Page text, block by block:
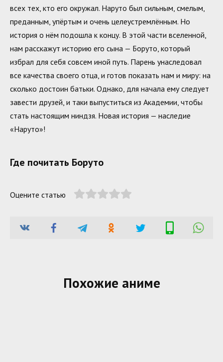
всех тех, кто его окружал. Наруто был сильным, смелым,
преданным, упёртым и очень целеустремлённым. Но
история о нём подошла к концу. В этой части вселенной,
нам расскажут историю его сына — Боруто, который
избрал для себя совсем иной путь. Парень унаследовал
все качества своего отца, и готов показать нам и миру: на
сколько достоин батьки. Однако, для начала ему следует
завести друзей, и таки выпуститься из Академии, чтобы
стать настоящим ниндзя. Новая история — наследие
«Наруто»!
Где почитать Боруто
Оцените статью
Похожие аниме